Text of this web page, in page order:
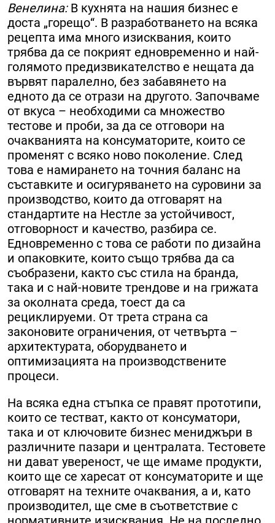
Венелина: В кухнята на нашия бизнес е
доста „горещо“. В разработването на всяка
рецепта има много изисквания, които
трябва да се покрият едновременно и най-
голямото предизвикателство е нещата да
вървят паралелно, без забавянето на
едното да се отрази на другото. Започваме
от вкуса – необходими са множество
тестове и проби, за да се отговори на
очакванията на консуматорите, които се
променят с всяко ново поколение. След
това е намирането на точния баланс на
съставките и осигуряването на суровини за
производство, които да отговарят на
стандартите на Нестле за устойчивост,
отговорност и качество, разбира се.
Едновременно с това се работи по дизайна
и опаковките, които също трябва да са
съобразени, както със стила на бранда,
така и с най-новите трендове и на грижата
за околната среда, тоест да са
рециклируеми. От трета страна са
законовите ограничения, от четвърта –
архитектурата, оборудването и
оптимизацията на производствените
процеси.
На всяка една стъпка се правят прототипи,
които се тестват, както от консуматори,
така и от ключовите бизнес мениджъри в
различните пазари и централата. Тестовете
ни дават увереност, че ще имаме продукти,
които ще се харесат от консуматорите и ще
отговарят на техните очаквания, а и, като
производител, ще сме в съответствие с